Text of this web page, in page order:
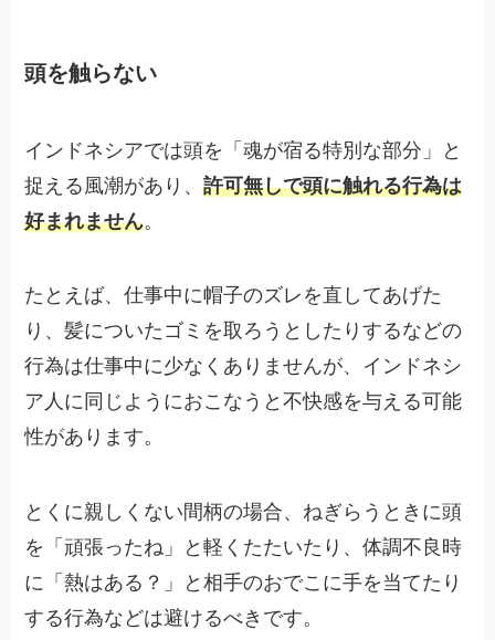
頭を触らない
インドネシアでは頭を「魂が宿る特別な部分」と
捉える風潮があり、許可無しで頭に触れる行為は
好まれません。
たとえば、仕事中に帽子のズレを直してあげた
り、髪についたゴミを取ろうとしたりするなどの
行為は仕事中に少なくありませんが、インドネシ
ア人に同じようにおこなうと不快感を与える可能
性があります。
とくに親しくない間柄の場合、ねぎらうときに頭
を「頑張ったね」と軽くたたいたり、体調不良時
に「熱はある？」と相手のおでこに手を当てたり
する行為などは避けるべきです。